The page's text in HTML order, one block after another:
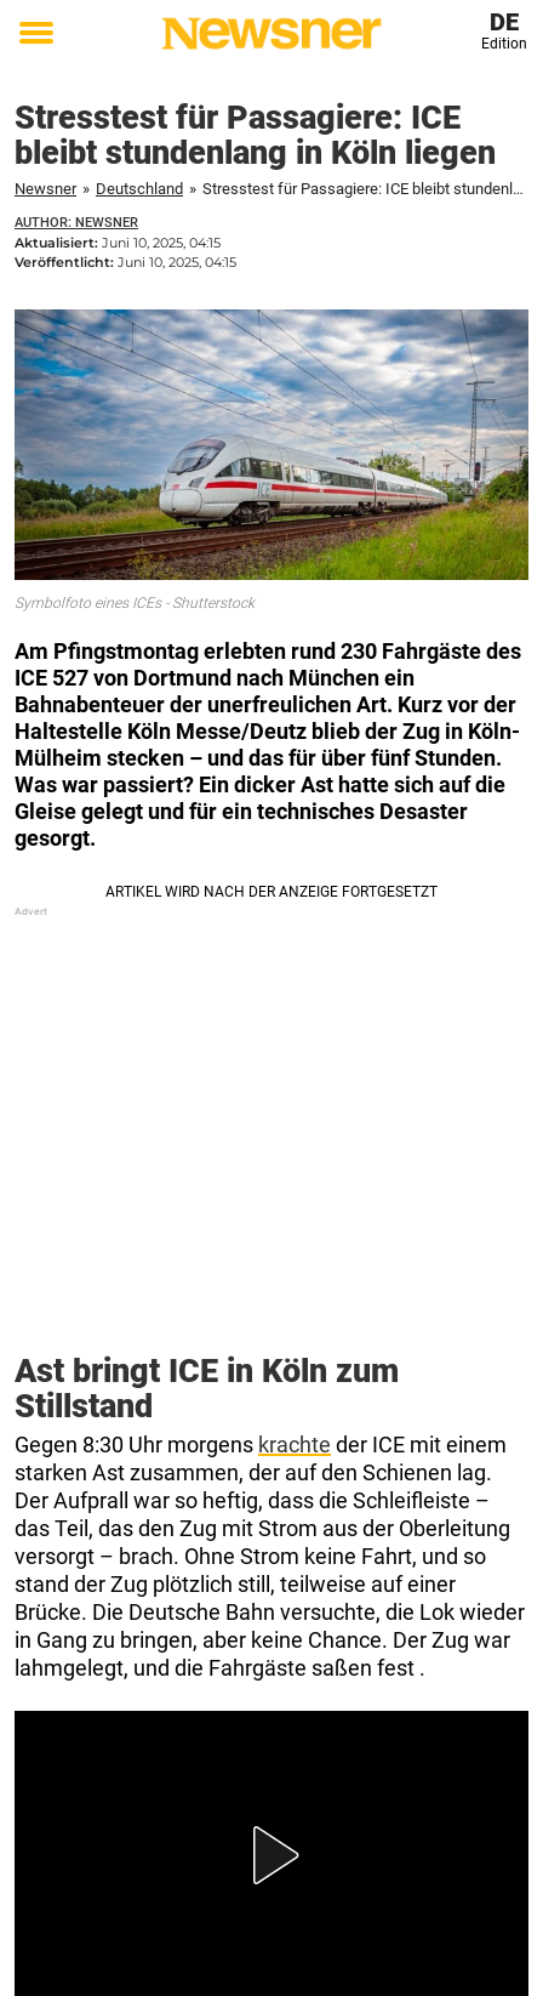
Toggle
DE
Edition
Stresstest für Passagiere: ICE
bleibt stundenlang in Köln liegen
Newsner » Deutschland » Stresstest für Passagiere: ICE bleibt stundenlang in Köln liegen
AUTHOR: NEWSNER
Aktualisiert: Juni 10, 2025, 04:15
Veröffentlicht: Juni 10, 2025, 04:15
Symbolfoto eines ICEs - Shutterstock
Am Pfingstmontag erlebten rund 230 Fahrgäste des
ICE 527 von Dortmund nach München ein
Bahnabenteuer der unerfreulichen Art. Kurz vor der
Haltestelle Köln Messe/Deutz blieb der Zug in Köln-
Mülheim stecken – und das für über fünf Stunden.
Was war passiert? Ein dicker Ast hatte sich auf die
Gleise gelegt und für ein technisches Desaster
gesorgt.
Ast bringt ICE in Köln zum
Stillstand
Gegen 8:30 Uhr morgens krachte der ICE mit einem
starken Ast zusammen, der auf den Schienen lag.
Der Aufprall war so heftig, dass die Schleifleiste –
das Teil, das den Zug mit Strom aus der Oberleitung
versorgt – brach. Ohne Strom keine Fahrt, und so
stand der Zug plötzlich still, teilweise auf einer
Brücke. Die Deutsche Bahn versuchte, die Lok wieder
in Gang zu bringen, aber keine Chance. Der Zug war
lahmgelegt, und die Fahrgäste saßen fest .